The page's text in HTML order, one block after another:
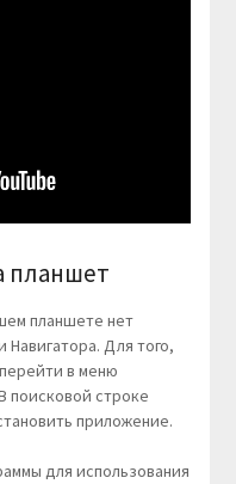
планшет
планшете нет
Навигатора. Для того,
в меню
поисковой строке
приложение.
для использования